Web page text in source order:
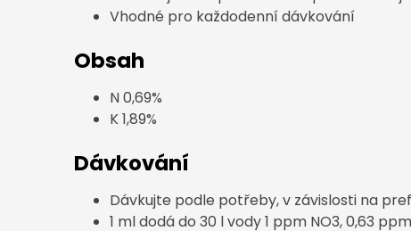
Vhodné pro každodenní dávkování
Obsah
N 0,69%
K 1,89%
Dávkování
Dávkujte podle potřeby, v závislosti na
1 ml dodá do 30 l vody 1 ppm NO3, 0,63